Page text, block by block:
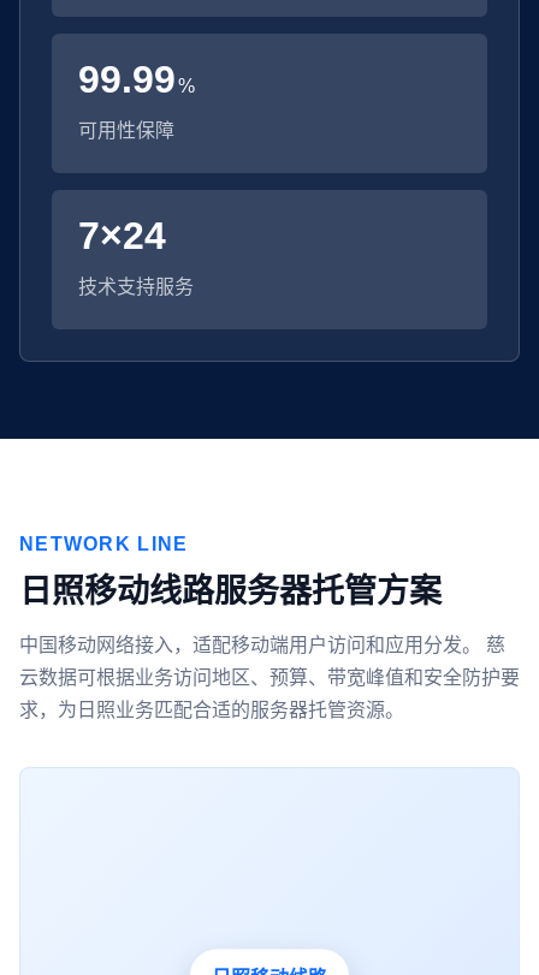
99.99%
可用性保障
7×24
技术支持服务
NETWORK LINE
日照移动线路服务器托管方案
中国移动网络接入，适配移动端用户访问和应用分发。 慈
云数据可根据业务访问地区、预算、带宽峰值和安全防护要
求，为日照业务匹配合适的服务器托管资源。